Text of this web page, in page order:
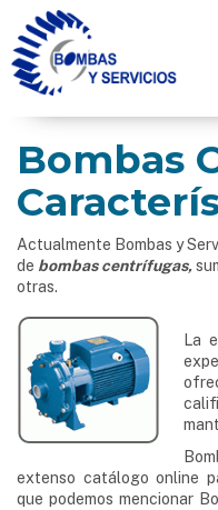
Bombas
Actualmente Bombas y
de bombas centrífugas,
otras.
La
extenso catálogo online
que podemos mencionar